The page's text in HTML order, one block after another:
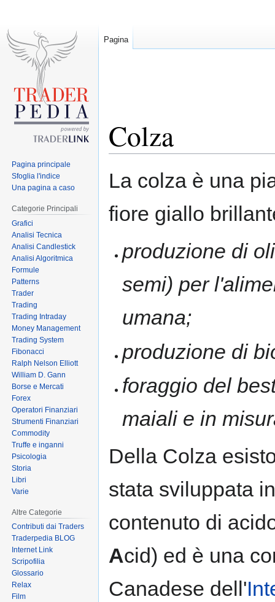
Colza
to
to
La colza è una
fiore giallo
produzione di
semi) per
umana;
produzione di
foraggio del
maiali e in
Della Colza
stata sviluppata
contenuto di
Acid) ed è una
Canadese dell'
Pagina
Pagina principale
Sfoglia l'indice
Una pagina a caso
Categorie Principali
Grafici
Analisi Tecnica
Analisi Candlestick
Analisi Algoritmica
Formule
Patterns
Trader
Trading
Trading Intraday
Money Management
Trading System
Fibonacci
Ralph Nelson Elliott
William D. Gann
Borse e Mercati
Forex
Operatori Finanziari
Strumenti Finanziari
Commodity
Truffe e inganni
Psicologia
Storia
Libri
Varie
Altre Categorie
Contributi dai Traders
Traderpedia BLOG
Internet Link
Scripofilia
Glossario
Relax
Film